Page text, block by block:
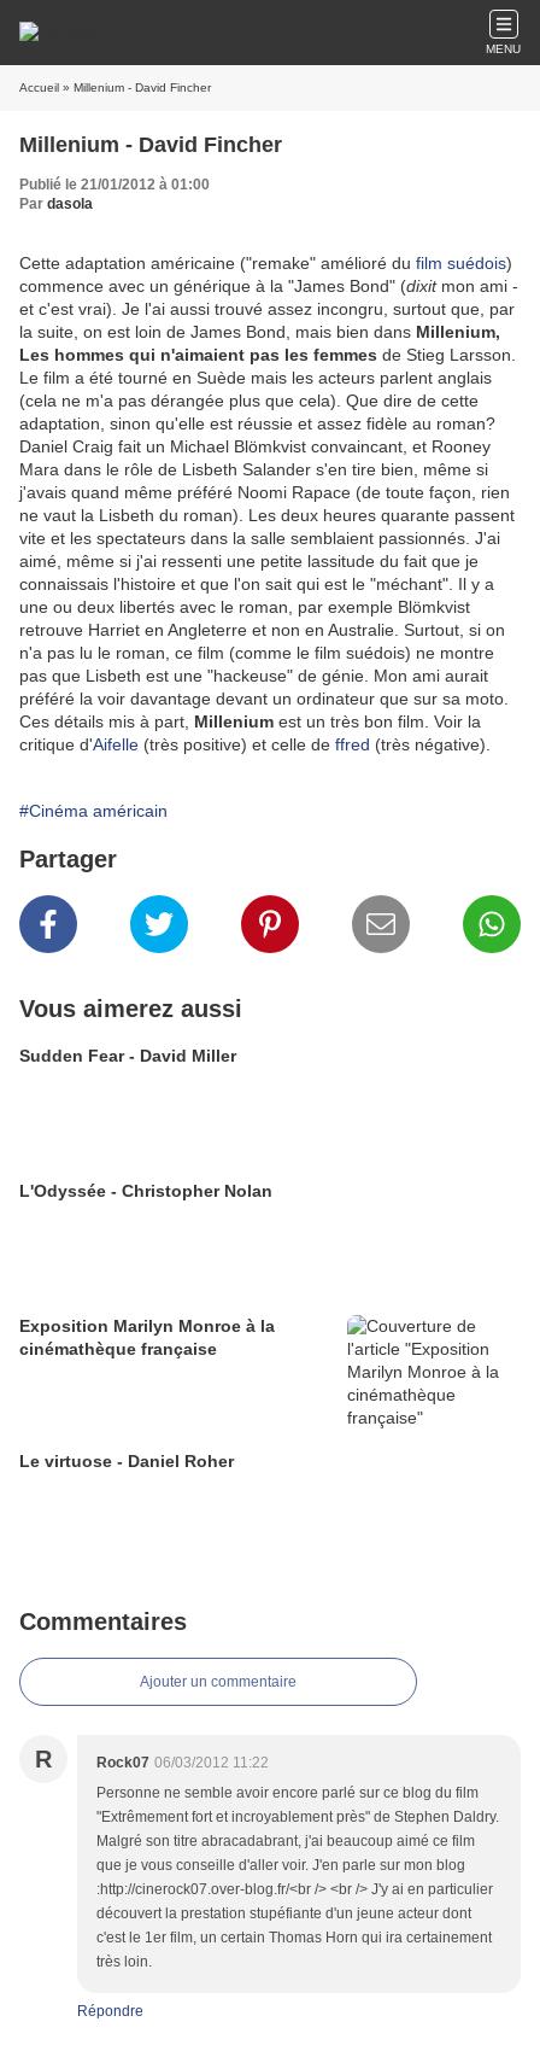
MENU
Accueil » Millenium - David Fincher
Millenium - David Fincher
Publié le 21/01/2012 à 01:00
Par dasola
Cette adaptation américaine ("remake" amélioré du film suédois)
commence avec un générique à la "James Bond" (dixitmon ami -
et c'est vrai). Je l'ai aussi trouvé assez incongru, surtout que, par
la suite, on est loin de James Bond, mais bien dans Millenium,
Les hommes qui n'aimaient pas les femmes de Stieg Larsson.
Le film a été tourné en Suède mais les acteurs parlent anglais
(cela ne m'a pas dérangée plus que cela). Que dire de cette
adaptation, sinon qu'elle est réussie et assez fidèle au roman?
Daniel Craig fait un Michael Blömkvist convaincant, et Rooney
Mara dans le rôle de Lisbeth Salander s'en tire bien, même si
j'avais quand même préféré Noomi Rapace (de toute façon, rien
ne vaut la Lisbeth du roman). Les deux heures quarante passent
vite et les spectateurs dans la salle semblaient passionnés. J'ai
aimé, même si j'ai ressenti une petite lassitude du fait que je
connaissais l'histoire et que l'on sait qui est le "méchant". Il y a
une ou deux libertés avec le roman, par exemple Blömkvist
retrouve Harriet en Angleterre et non en Australie. Surtout, si on
n'a pas lu le roman, ce film (comme le film suédois) ne montre
pas que Lisbeth est une "hackeuse" de génie. Mon ami aurait
préféré la voir davantage devant un ordinateur que sur sa moto.
Ces détails mis à part, Millenium est un très bon film. Voir la
critique d'Aifelle (très positive) et celle de ffred (très négative).
#Cinéma américain
Partager
Vous aimerez aussi
Sudden Fear - David Miller
L'Odyssée - Christopher Nolan
Exposition Marilyn Monroe à la
cinémathèque française
Le virtuose - Daniel Roher
Commentaires
Ajouter un commentaire
R Rock07 06/03/2012 11:22
Personne ne semble avoir encore parlé sur ce blog du film
"Extrêmement fort et incroyablement près" de Stephen Daldry.
Malgré son titre abracadabrant, j'ai beaucoup aimé ce film
que je vous conseille d'aller voir. J'en parle sur mon blog
:http://cinerock07.over-blog.fr/<br /> <br /> J'y ai en particulier
découvert la prestation stupéfiante d'un jeune acteur dont
c'est le 1er film, un certain Thomas Horn qui ira certainement
très loin.
Répondre